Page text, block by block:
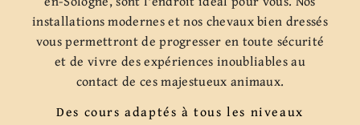
installations modernes et nos chevaux bien dressés
vous permettront de progresser en toute sécurité
et de vivre des expériences inoubliables au
contact de ces majestueux animaux.
Des cours adaptés à tous les niveaux